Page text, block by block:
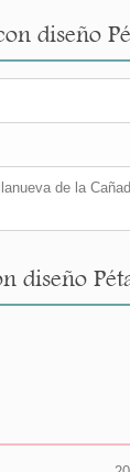
diseño
de la
diseño